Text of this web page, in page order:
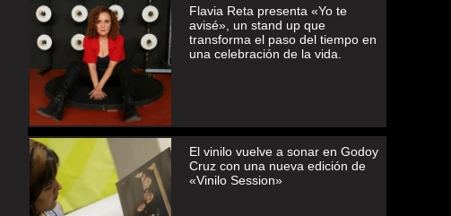
Flavia Reta presenta «Yo te
avisé», un stand up que
transforma el paso del tiempo en
una celebración de la vida.
El vinilo vuelve a sonar en Godoy
Cruz con una nueva edición de
«Vinilo Session»